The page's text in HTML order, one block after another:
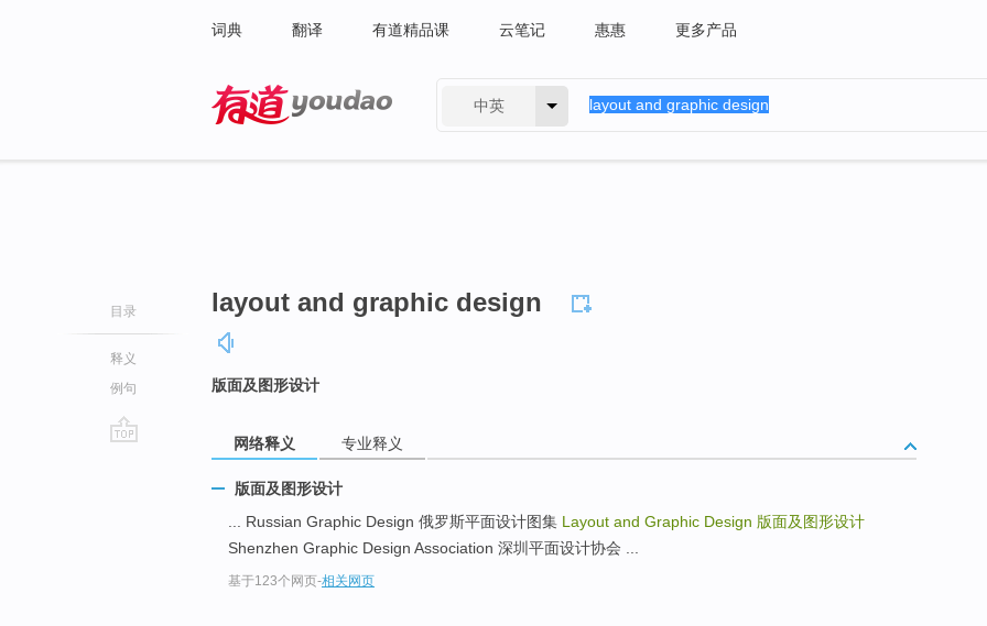
词典 翻译 有道精品课 云笔记 惠惠 更多产品
中英
目录
释义
例句
layout and graphic design
版面及图形设计
网络释义 专业释义
版面及图形设计
... Russian Graphic Design 俄罗斯平面设计图集 Layout and Graphic Design 版面及图形设计
Shenzhen Graphic Design Association 深圳平面设计协会 ...
基于123个网页-相关网页